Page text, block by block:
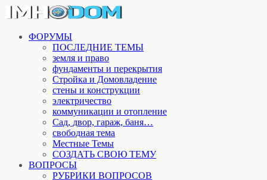
ФОРУМЫ
ПОСЛЕДНИЕ ТЕМЫ
земля и право
фундаменты и перекрытия
Стройка и Домовладение
стены и конструкции
электричество
коммуникации и отопление
Cад, двор, гараж, баня…
свободная тема
Местные Темы
СОЗДАТЬ СВОЮ ТЕМУ
ВОПРОСЫ
РУБРИКИ ВОПРОСОВ